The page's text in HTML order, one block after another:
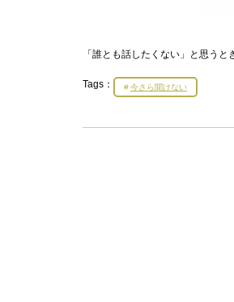
「誰とも話したくない」と思う
Tags： 今さら聞けない